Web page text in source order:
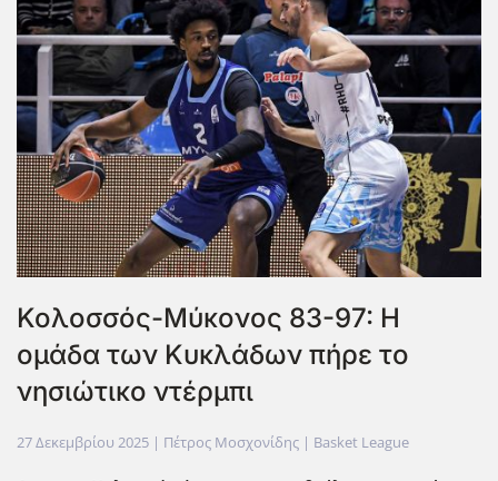
Κολοσσός-Μύκονος 83-97: Η
ομάδα των Κυκλάδων πήρε το
νησιώτικο ντέρμπι
27 Δεκεμβρίου 2025 | Πέτρος Μοσχονίδης | Basket League